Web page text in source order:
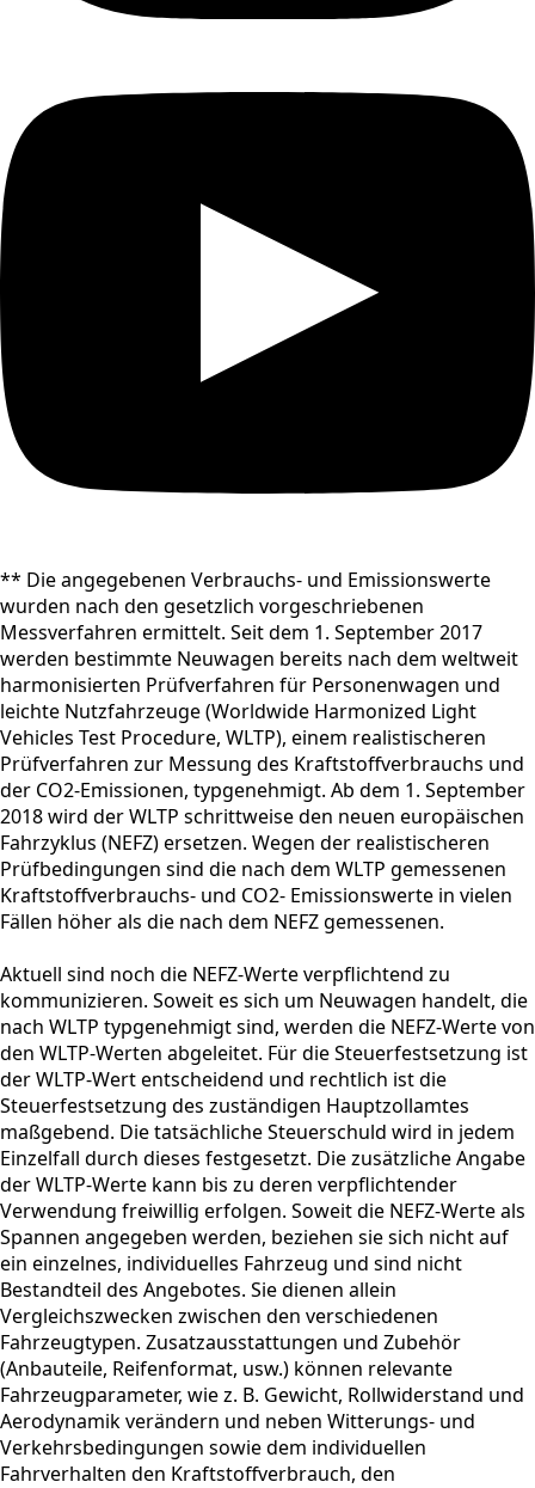
** Die angegebenen Verbrauchs- und Emissionswerte
wurden nach den gesetzlich vorgeschriebenen
Messverfahren ermittelt. Seit dem 1. September 2017
werden bestimmte Neuwagen bereits nach dem weltweit
harmonisierten Prüfverfahren für Personenwagen und
leichte Nutzfahrzeuge (Worldwide Harmonized Light
Vehicles Test Procedure, WLTP), einem realistischeren
Prüfverfahren zur Messung des Kraftstoffverbrauchs und
der CO2-Emissionen, typgenehmigt. Ab dem 1. September
2018 wird der WLTP schrittweise den neuen europäischen
Fahrzyklus (NEFZ) ersetzen. Wegen der realistischeren
Prüfbedingungen sind die nach dem WLTP gemessenen
Kraftstoffverbrauchs- und CO2- Emissionswerte in vielen
Fällen höher als die nach dem NEFZ gemessenen.
Aktuell sind noch die NEFZ-Werte verpflichtend zu
kommunizieren. Soweit es sich um Neuwagen handelt, die
nach WLTP typgenehmigt sind, werden die NEFZ-Werte von
den WLTP-Werten abgeleitet. Für die Steuerfestsetzung ist
der WLTP-Wert entscheidend und rechtlich ist die
Steuerfestsetzung des zuständigen Hauptzollamtes
maßgebend. Die tatsächliche Steuerschuld wird in jedem
Einzelfall durch dieses festgesetzt. Die zusätzliche Angabe
der WLTP-Werte kann bis zu deren verpflichtender
Verwendung freiwillig erfolgen. Soweit die NEFZ-Werte als
Spannen angegeben werden, beziehen sie sich nicht auf
ein einzelnes, individuelles Fahrzeug und sind nicht
Bestandteil des Angebotes. Sie dienen allein
Vergleichszwecken zwischen den verschiedenen
Fahrzeugtypen. Zusatzausstattungen und Zubehör
(Anbauteile, Reifenformat, usw.) können relevante
Fahrzeugparameter, wie z. B. Gewicht, Rollwiderstand und
Aerodynamik verändern und neben Witterungs- und
Verkehrsbedingungen sowie dem individuellen
Fahrverhalten den Kraftstoffverbrauch, den